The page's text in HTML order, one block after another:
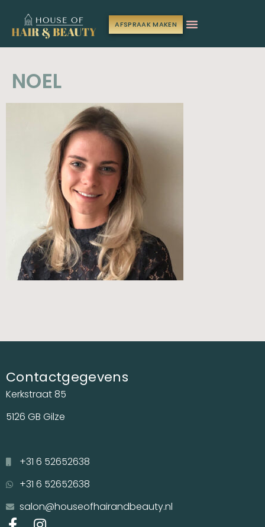
AFSPRAAK MAKEN
NOEL
Contactgegevens
Kerkstraat 85
5126 GB Gilze
+31 6 52652638
+31 6 52652638
salon@houseofhairandbeauty.nl